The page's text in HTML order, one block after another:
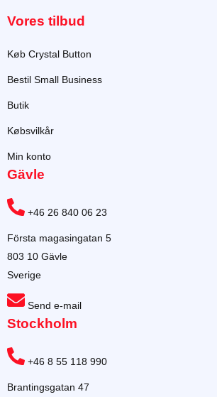
Vores tilbud
Køb Crystal Button
Bestil Small Business
Butik
Købsvilkår
Min konto
Gävle
+46 26 840 06 23
Första magasingatan 5
803 10 Gävle
Sverige
Send e-mail
Stockholm
+46 8 55 118 990
Brantingsgatan 47